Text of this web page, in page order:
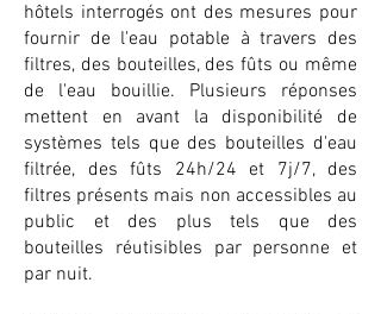
hôtels interrogés ont des mesures pour
fournir de l'eau potable à travers des
filtres, des bouteilles, des fûts ou même
de l'eau bouillie. Plusieurs réponses
mettent en avant la disponibilité de
systèmes tels que des bouteilles d'eau
filtrée, des fûts 24h/24 et 7j/7, des
filtres présents mais non accessibles au
public et des plus tels que des
bouteilles réutisibles par personne et
par nuit.